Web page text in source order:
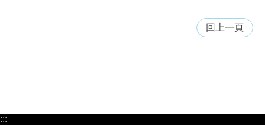
回上一頁
:::